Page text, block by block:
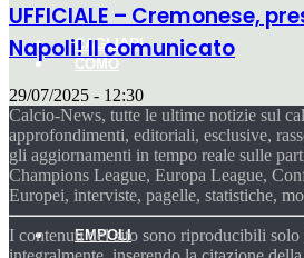
CAGLIARI
COMO
EMPOLI
UFFICIALE – Cremonese,
Napoli! Il comunicato
29/07/2025 - 12:30
Calcio-News, tutte le ultime notizie sul
approfondimenti, editoriali, esclusive,
gli aggiornamenti in tempo reale sulle
Champions League, Europa League,
Europei, interviste, pagelle, statistiche,
I contenuti del sito sono riproducibili solo